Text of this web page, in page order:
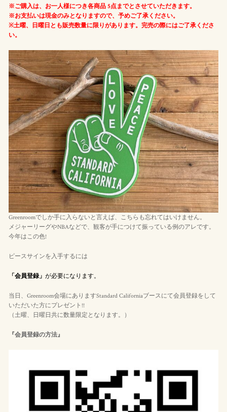
※ご購入は、お一人様につき各商品 5点までとさせていただきます。
※お支払いは現金のみとなりますので、予めご了承ください。
※土曜、日曜日とも販売数量に限りがあります。完売の際にはご了承くださ
い。
Greenroomでしか手に入らないと言えば、こちらも忘れてはいけません。
メジャーリーグやNBAなどで、観客が手につけて振っている例のアレです。
今年はこの色!
ピースサインを入手するには
「会員登録」 が必要になります。
当日、Greenroom会場にありますStandard Californiaブースにて会員登録をして
いただいた方にプレゼント!!
（土曜、日曜日共に数量限定となります。）
『会員登録の方法』